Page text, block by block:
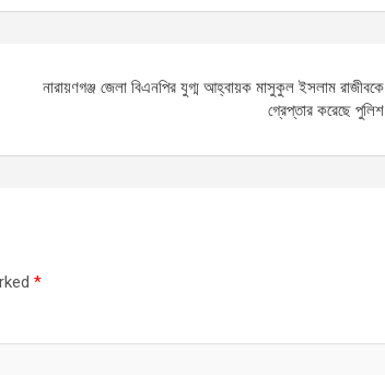
নারায়ণগঞ্জ জেলা বিএনপির যুগ্ম আহ্বায়ক মাসুকুল ইসলাম রাজীবকে
গ্রেপ্তার করেছে পুলিশ
*